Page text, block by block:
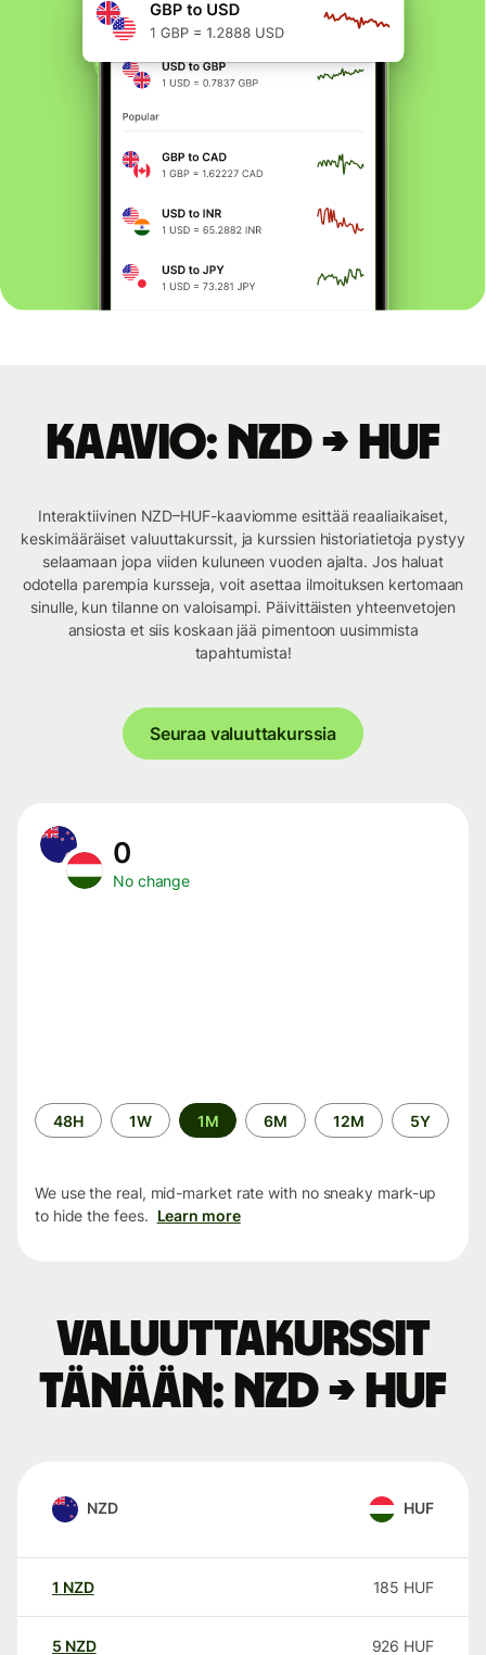
Kaavio: NZD → HUF
Interaktiivinen NZD–HUF-kaaviomme esittää reaaliaikaiset,
keskimääräiset valuuttakurssit, ja kurssien historiatietoja pystyy
selaamaan jopa viiden kuluneen vuoden ajalta. Jos haluat
odotella parempia kursseja, voit asettaa ilmoituksen kertomaan
sinulle, kun tilanne on valoisampi. Päivittäisten yhteenvetojen
ansiosta et siis koskaan jää pimentoon uusimmista
tapahtumista!
Seuraa valuuttakurssia
0
No change
Time
period
48H 1W 1M 6M 12M 5Y
We use the real, mid-market rate with no sneaky mark-up
to hide the fees. Learn more
Valuuttakurssit
tänään: NZD → HUF
NZD HUF
1 NZD 185 HUF
5 NZD 926 HUF